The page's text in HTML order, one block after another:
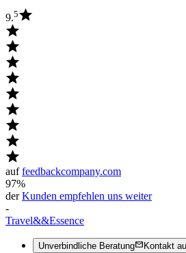
9.5
auffeedbackcompany.com
97%
derKunden empfehlen uns weiter
-
Travel&&Essence
Unverbindliche Beratung
Kontakt